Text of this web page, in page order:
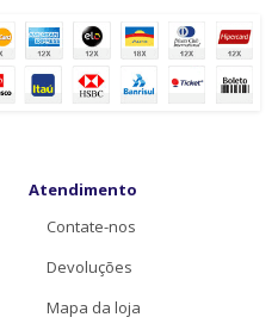
Atendimento
Contate-nos
Devoluções
Mapa da loja